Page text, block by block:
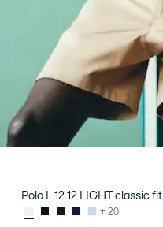
Polo L.12.12 LIGHT classic fit
+ 20